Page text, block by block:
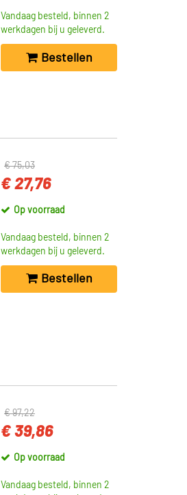
Vandaag besteld, binnen 2
werkdagen bij u geleverd.
Bestellen
€ 75,03
€ 27,76
Op voorraad
Vandaag besteld, binnen 2
werkdagen bij u geleverd.
Bestellen
€ 97,22
€ 39,86
Op voorraad
Vandaag besteld, binnen 2